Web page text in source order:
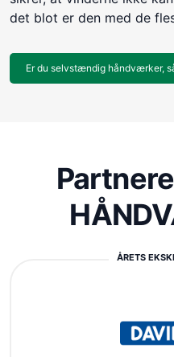
det blot er den med de
Er du selvstændig håndværker,
ÅRETS